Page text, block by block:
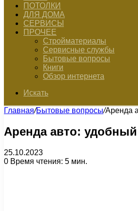
ПОТОЛКИ
ДЛЯ ДОМА
СЕРВИСЫ
ПРОЧЕЕ
Стройматериалы
Сервисные службы
Бытовые вопросы
Книги
Обзор интернета
Искать
Главная/Бытовые вопросы/Аренда
Аренда авто:
25.10.2023
0 Время чтения: 5 мин.